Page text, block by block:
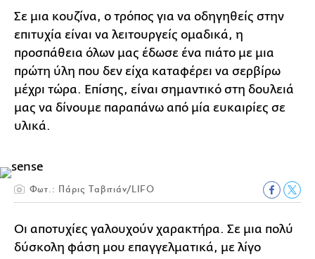
Σε μια κουζίνα, ο τρόπος για να οδηγηθείς στην
επιτυχία είναι να λειτουργείς ομαδικά, η
προσπάθεια όλων μας έδωσε ένα πιάτο με μια
πρώτη ύλη που δεν είχα καταφέρει να σερβίρω
μέχρι τώρα. Επίσης, είναι σημαντικό στη δουλειά
μας να δίνουμε παραπάνω από μία ευκαιρίες σε
υλικά.
Φωτ.: Πάρις Ταβιτιάν/LIFO
Οι αποτυχίες γαλουχούν χαρακτήρα. Σε μια πολύ
δύσκολη φάση μου επαγγελματικά, με λίγο